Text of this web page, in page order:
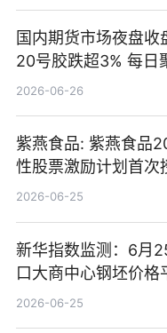
国内期货市场夜盘收
20号胶跌超3% 每日
2026-06-26
紫燕食品: 紫燕食品
性股票激励计划首次
告-微资讯
2026-06-25
新华指数监测：6月
口大商中心钢坯价格
C料价格微幅下跌
2026-06-25